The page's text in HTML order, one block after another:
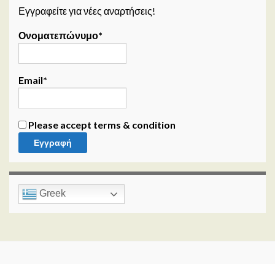
Εγγραφείτε για νέες αναρτήσεις!
Ονοματεπώνυμο*
Email*
Please accept terms & condition
Greek